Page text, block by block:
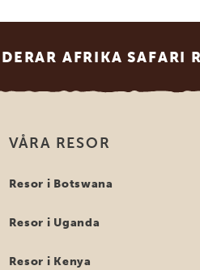
AFRIKA SAFARI
VÅRA RESOR
Resor i Botswana
Resor i Uganda
Resor i Kenya